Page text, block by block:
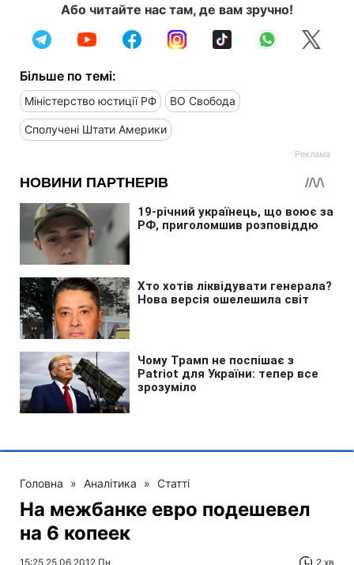
Або читайте нас там, де вам зручно!
Більше по темі:
Міністерство юстиції РФ ВО Свобода
Сполучені Штати Америки
Головна » Аналітика » Статті
На межбанке евро подешевел
на 6 копеек
15:25 25.06.2012 Пн 2 хв